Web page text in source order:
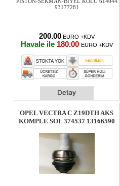
200.00 EURO +KDV
Havale ile 180.00 EURO +KDV
OPEL VECTRA C Z19DTH AKS
KOMPLE SOL 374537 13166590